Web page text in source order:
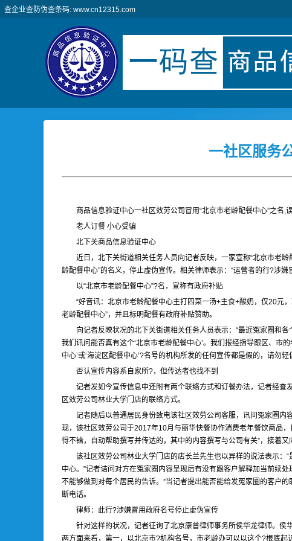
查企业查防伪查条码: www.cn12315.com
一社区服务
商品信息验证中心一社区效劳公司冒用“北京市老龄配餐中心”之名,
老人订餐 小心受骗
北下关商品信息验证中心
近日，北下关街道相关任务人员向记者反映，一家宣称“北京市老
龄配餐中心”的名义，停止虚伪宣传。相关律师表示：“运营者的行?涉
以“北京市老龄配餐中心”?名，宣称有政府补贴
“好音讯：北京市老龄配餐中心主打四菜一汤+主食+酸奶，仅20
老龄配餐中心”，并且标明配餐有政府补贴赞助。
向记者反映状况的北下关街道相关任务人员表示：“最近冤家圈和
我们讯问能否真有这个‘北京市老龄配餐中心’。我们报经指导跟区、市
中心’或‘海淀区配餐中心’?名号的机构所发的任何宣传都是假的，请勿
否认宣传内容系自家所?，但传达者也找不到
记者发如今宣传信息中还附有两个联络方式和订餐办法，记者经
区效劳公司林业大学门店的联络方式。
记者随后以普通居民身份致电该社区效劳公司客服，讯问冤家圈
现，该社区效劳公司于2017年10月与丽华快餐协作消费老年餐饮商品
得不错，自动帮助撰写并传达的，其中的内容撰写与公司有关”，接着
该社区效劳公司林业大学门店的店长兰先生也以异样的说法表示
中心。”记者诘问对方在冤家圈内容呈现后有没有跟客户解释加当前续
不能够做到对每个居民的告诉。”当记者提出能否能给发冤家圈的客户
断电话。
律师：此行?涉嫌冒用政府名号停止虚伪宣传
针对这样的状况，记者征询了北京康普律师事务所侯华龙律师。
两方面来看，第一，以北京市?机构名号，市老龄办可以以这个?根底